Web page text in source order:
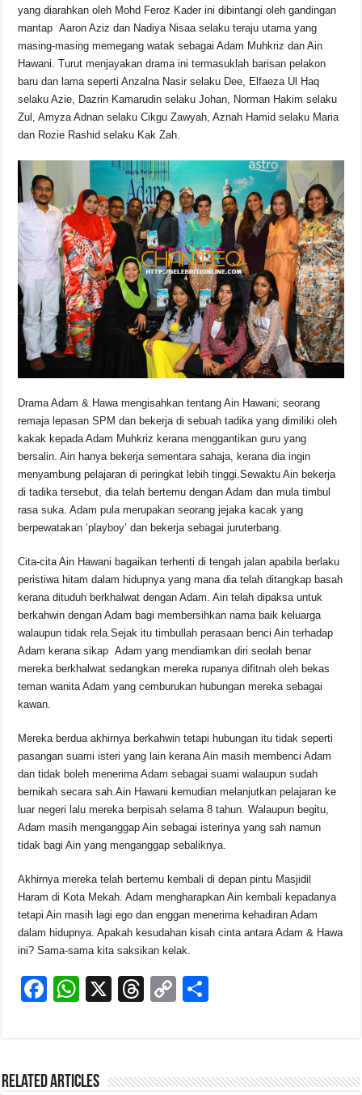
yang diarahkan oleh Mohd Feroz Kader ini dibintangi oleh gandingan
mantap Aaron Aziz dan Nadiya Nisaa selaku teraju utama yang
masing-masing memegang watak sebagai Adam Muhkriz dan Ain
Hawani. Turut menjayakan drama ini termasuklah barisan pelakon
baru dan lama seperti Anzalna Nasir selaku Dee, Elfaeza Ul Haq
selaku Azie, Dazrin Kamarudin selaku Johan, Norman Hakim selaku
Zul, Amyza Adnan selaku Cikgu Zawyah, Aznah Hamid selaku Maria
dan Rozie Rashid selaku Kak Zah.
Drama Adam & Hawa mengisahkan tentang Ain Hawani; seorang
remaja lepasan SPM dan bekerja di sebuah tadika yang dimiliki oleh
kakak kepada Adam Muhkriz kerana menggantikan guru yang
bersalin. Ain hanya bekerja sementara sahaja, kerana dia ingin
menyambung pelajaran di peringkat lebih tinggi.Sewaktu Ain bekerja
di tadika tersebut, dia telah bertemu dengan Adam dan mula timbul
rasa suka. Adam pula merupakan seorang jejaka kacak yang
berpewatakan ‘playboy’ dan bekerja sebagai juruterbang.
Cita-cita Ain Hawani bagaikan terhenti di tengah jalan apabila berlaku
peristiwa hitam dalam hidupnya yang mana dia telah ditangkap basah
kerana dituduh berkhalwat dengan Adam. Ain telah dipaksa untuk
berkahwin dengan Adam bagi membersihkan nama baik keluarga
walaupun tidak rela.Sejak itu timbullah perasaan benci Ain terhadap
Adam kerana sikap Adam yang mendiamkan diri seolah benar
mereka berkhalwat sedangkan mereka rupanya difitnah oleh bekas
teman wanita Adam yang cemburukan hubungan mereka sebagai
kawan.
Mereka berdua akhirnya berkahwin tetapi hubungan itu tidak seperti
pasangan suami isteri yang lain kerana Ain masih membenci Adam
dan tidak boleh menerima Adam sebagai suami walaupun sudah
bernikah secara sah.Ain Hawani kemudian melanjutkan pelajaran ke
luar negeri lalu mereka berpisah selama 8 tahun. Walaupun begitu,
Adam masih menganggap Ain sebagai isterinya yang sah namun
tidak bagi Ain yang menganggap sebaliknya.
Akhirnya mereka telah bertemu kembali di depan pintu Masjidil
Haram di Kota Mekah. Adam mengharapkan Ain kembali kepadanya
tetapi Ain masih lagi ego dan enggan menerima kehadiran Adam
dalam hidupnya. Apakah kesudahan kisah cinta antara Adam & Hawa
ini? Sama-sama kita saksikan kelak.
F
e
W
s
X
T
C
Related Articles